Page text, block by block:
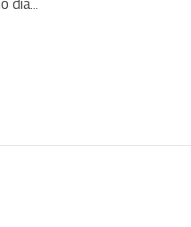
dia…